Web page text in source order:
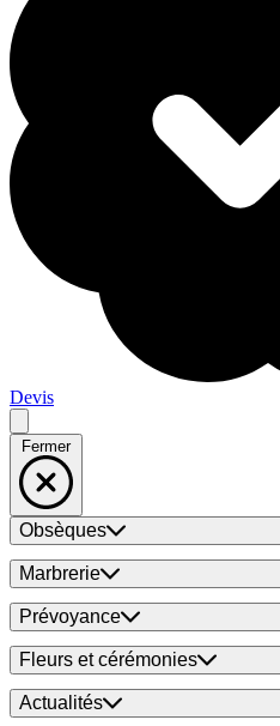
Devis
Fermer
Obsèques
Marbrerie
Prévoyance
Fleurs et cérémonies
Actualités